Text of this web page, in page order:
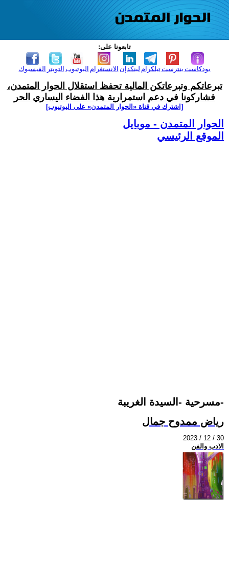
تابعونا على:
الفيسبوك التويتر اليوتيوب الانستغرام لينكدإن تيلكرامبنترست بودكاست
تبرعاتكم وتبرعاتكن المالية تحفظ استقلال الحوار المتمدن،
فشاركونا في دعم استمرارية هذا الفضاء اليساري الحر
[اشترك في قناة ‫«الحوار المتمدن» على اليوتيوب]
الحوار المتمدن - موبايل
الموقع الرئيسي
مسرحية -السيدة الغريبة-
رياض ممدوح جمال
2023 / 12 / 30
الادب والفن